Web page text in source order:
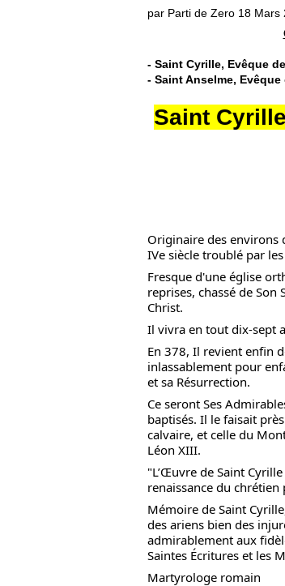
par Parti de Zero 18 Mars
- Saint Cyrille, Evêque
- Saint Anselme,
Saint
Originaire des environs
IVe siècle troublé par
Fresque d'une église
reprises, chassé de
Christ.
Il vivra en tout dix-sept
En 378, Il revient enfin
inlassablement pour
et sa Résurrection.
Ce seront Ses
baptisés. Il le faisait
calvaire, et celle du
Léon XIII.
"L’Œuvre de Saint
renaissance du chrétien
Mémoire de Saint
des ariens bien des
admirablement aux
Saintes Écritures et les
Martyrologe romain